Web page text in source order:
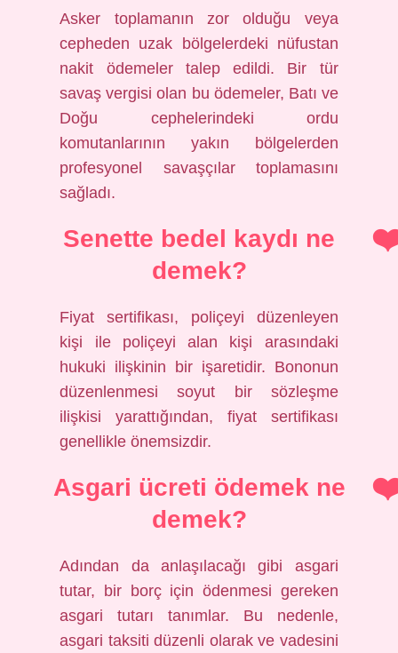
Asker toplamanın zor olduğu veya
cepheden uzak bölgelerdeki nüfustan
nakit ödemeler talep edildi. Bir tür
savaş vergisi olan bu ödemeler, Batı ve
Doğu cephelerindeki ordu
komutanlarının yakın bölgelerden
profesyonel savaşçılar toplamasını
sağladı.
Senette bedel kaydı ne
demek?
Fiyat sertifikası, poliçeyi düzenleyen
kişi ile poliçeyi alan kişi arasındaki
hukuki ilişkinin bir işaretidir. Bononun
düzenlenmesi soyut bir sözleşme
ilişkisi yarattığından, fiyat sertifikası
genellikle önemsizdir.
Asgari ücreti ödemek ne
demek?
Adından da anlaşılacağı gibi asgari
tutar, bir borç için ödenmesi gereken
asgari tutarı tanımlar. Bu nedenle,
asgari taksiti düzenli olarak ve vadesini